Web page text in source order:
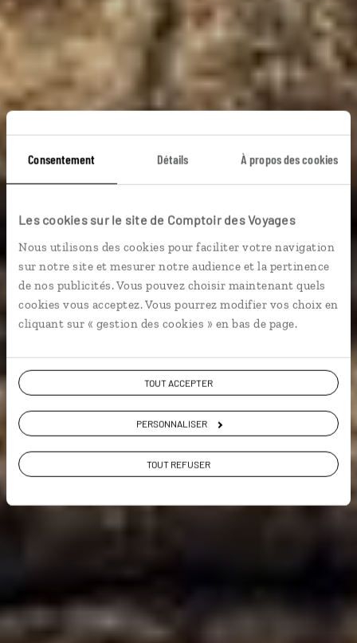
Consentement Détails À propos des cookies
Les cookies sur le site de Comptoir des Voyages
Nous utilisons des cookies pour faciliter votre navigation
sur notre site et mesurer notre audience et la pertinence
de nos publicités. Vous pouvez choisir maintenant quels
cookies vous acceptez. Vous pourrez modifier vos choix en
cliquant sur « gestion des cookies » en bas de page.
TOUT ACCEPTER
PERSONNALISER
TOUT REFUSER
Le Kruger, que du
bonheur
Circuit autotour famille en Afrique du Sud : Blyde River
Canyon, parc Kruger.
En famille Faune & safari Voyager à l’essentiel
Voir les 247 avis sur les voyages en Afrique
du Sud
VOIR LA GALERIE PHOTOS